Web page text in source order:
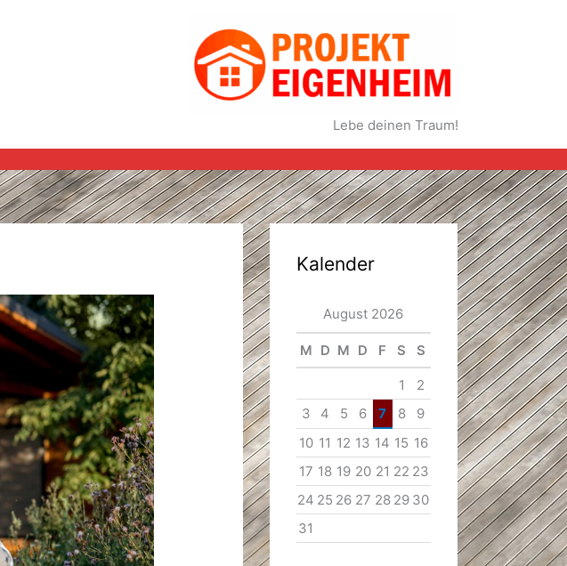
Lebe deinen Traum!
Kalender
August 2026
M D M D F S S
1
2
3
4 5 6 7 8
9
10 11 12 13 14 15 16
17 18 19 20 21 22 23
24 25 26 27 28 29 30
31